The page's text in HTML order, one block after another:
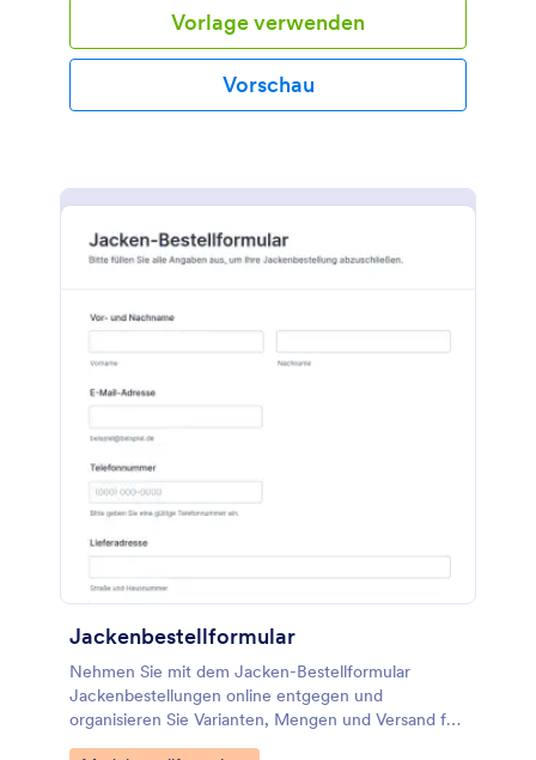
Vorlage verwenden
Vorschau
Jackenbestellformular
Nehmen Sie mit dem Jacken-Bestellformular
Jackenbestellungen online entgegen und
organisieren Sie Varianten, Mengen und Versand für
Shops, Vereine oder Firmenausstatter in einer